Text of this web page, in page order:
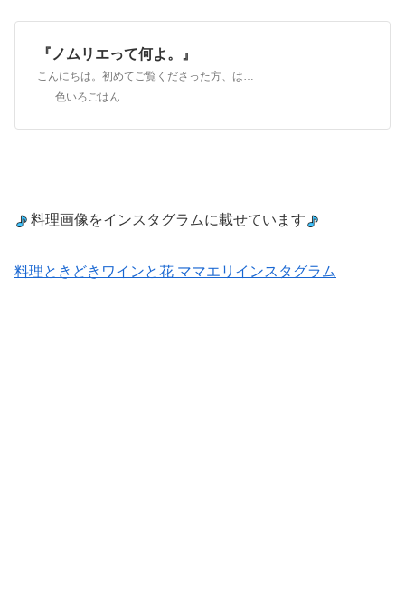
『ノムリエって何よ。』
色いろごはん
料理画像をインスタグラムに載せています
料理ときどきワインと花 ママエリインスタグラム